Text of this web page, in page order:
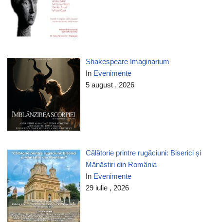
Shakespeare Imaginarium
In Evenimente
5 august , 2026
Călătorie printre rugăciuni: Biserici și
Mănăstiri din România
In Evenimente
29 iulie , 2026